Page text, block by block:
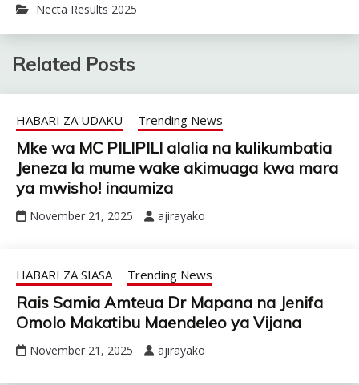
Necta Results 2025
Related Posts
HABARI ZA UDAKU Trending News
Mke wa MC PILIPILI alalia na kulikumbatia
Jeneza la mume wake akimuaga kwa mara
ya mwisho! inaumiza
November 21, 2025 ajirayako
HABARI ZA SIASA Trending News
Rais Samia Amteua Dr Mapana na Jenifa
Omolo Makatibu Maendeleo ya Vijana
November 21, 2025 ajirayako